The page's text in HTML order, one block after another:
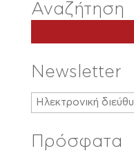
Αναζήτηση
Newsletter
Πρόσφατα